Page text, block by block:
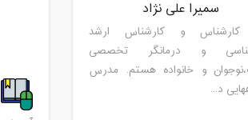
سمیرا علی نژاد
کارشناس و کارشناس ارشد
و درمانگر تخصصی
و خانواده هستم. مدرس
د...